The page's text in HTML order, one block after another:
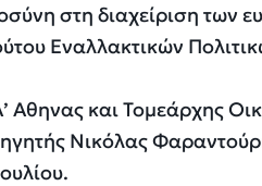
στη διαχείριση
Εναλλακτικών
Αθηνας και Τομεάρχης
Νικόλας